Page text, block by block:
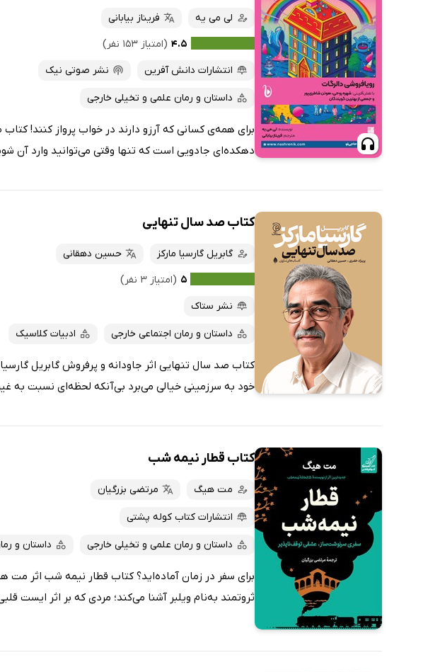
داغ‌ترین‌ها
پربحث‌ها
ارزان ترین‌ها
کتاب‌های صوتی
کتاب‌های متنی
لی می یه
فریناز بیابانی
۴.۵ (امتیاز ۱۵۳ نفر)
انتشارات دانش آفرین
نشر صوتی نیک
داستان و رمان علمی و تخیلی خارجی
برای همه‌ی کسانی که آرزو دارند در خواب پرواز کنند!
دهکده‌ای جادویی است که تنها وقتی می‌توانید وارد آن
کتاب صد سال تنهایی
گابریل گارسیا مارکز
حسین دهقانی
۵ (امتیاز ۳ نفر)
نشر ستاک
داستان و رمان اجتماعی خارجی ادبیات کلاسیک
کتاب صد سال تنهایی اثر جاودانه و پرفروش گابریل
خود به سرزمینی خیالی می‌برد بی‌آنکه لحظه‌ای نسبت به
کتاب قطار نیمه شب
مت هیگ مرتضی بزرگیان
انتشارات کتاب کوله پشتی
داستان و رمان علمی و تخیلی خارجی داستان و
​​​​​​برای سفر در زمان آماده‌اید؟ کتاب قطار نیمه شب اثر
ثروتمند به‌نام ویلبر آشنا می‌کند؛ مردی که بر اثر ایست